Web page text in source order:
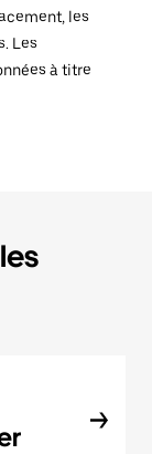
les
Les
à titre